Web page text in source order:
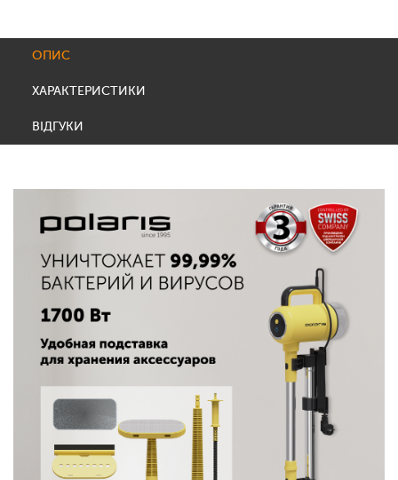
ОПИС
ХАРАКТЕРИСТИКИ
ВІДГУКИ